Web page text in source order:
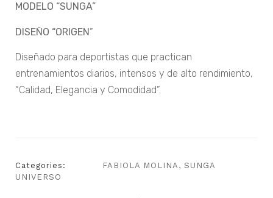
MODELO “SUNGA”
DISEÑO “ORIGEN”
Diseñado para deportistas que practican
entrenamientos diarios, intensos y de alto rendimiento,
“Calidad, Elegancia y Comodidad”.
Categories: FABIOLA MOLINA , SUNGA
UNIVERSO